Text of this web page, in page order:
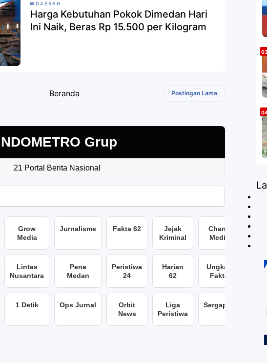
DAERAH
Harga Kebutuhan Pokok Dimedan Hari
Ini Naik, Beras Rp 15.500 per Kilogram
Postingan Lama
Beranda
Grup
21 Portal Berita Nasional
Grow
Media
Jurnalisme Fakta 62
Jejak
Kriminal
Chans
Media
Lintas
Nusantara
Pena
Medan
Peristiwa
24
Harian
62
Ungkap
Fakta
1 Detik Ops Jurnal
Orbit
News
Liga
Peristiwa
Sergap86